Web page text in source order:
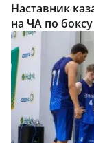
Наставник
на ЧА по боксу